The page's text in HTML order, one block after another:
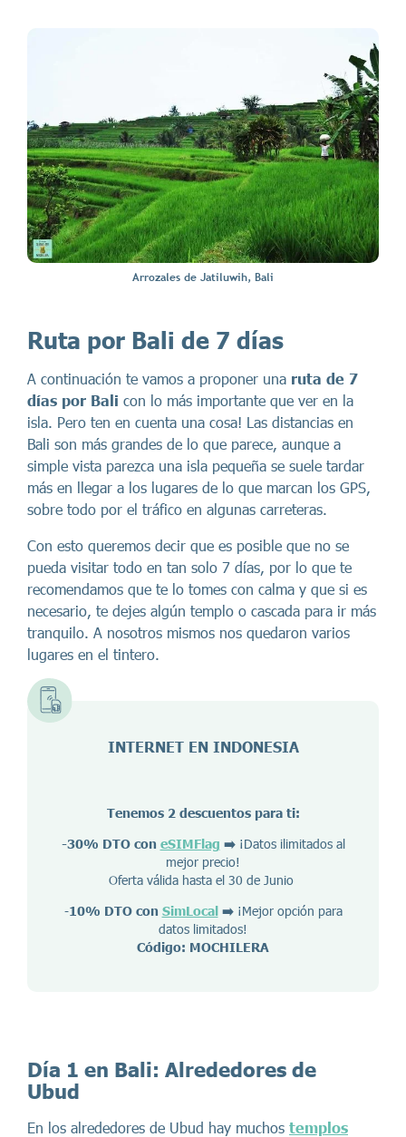
Arrozales de Jatiluwih, Bali
Ruta por Bali de 7 días
A continuación te vamos a proponer una ruta de 7
días por Bali con lo más importante que ver en la
isla. Pero ten en cuenta una cosa! Las distancias en
Bali son más grandes de lo que parece, aunque a
simple vista parezca una isla pequeña se suele tardar
más en llegar a los lugares de lo que marcan los GPS,
sobre todo por el tráfico en algunas carreteras.
Con esto queremos decir que es posible que no se
pueda visitar todo en tan solo 7 días, por lo que te
recomendamos que te lo tomes con calma y que si es
necesario, te dejes algún templo o cascada para ir más
tranquilo. A nosotros mismos nos quedaron varios
lugares en el tintero.
INTERNET EN INDONESIA
Tenemos 2 descuentos para ti:
-30% DTO con eSIMFlag ➡️ ¡Datos ilimitados al
mejor precio!
Oferta válida hasta el 30 de Junio
-10% DTO con SimLocal➡️ ¡Mejor opción para
datos limitados!
Código: MOCHILERA
Día 1 en Bali: Alrededores de
Ubud
En los alrededores de Ubud hay muchos templos